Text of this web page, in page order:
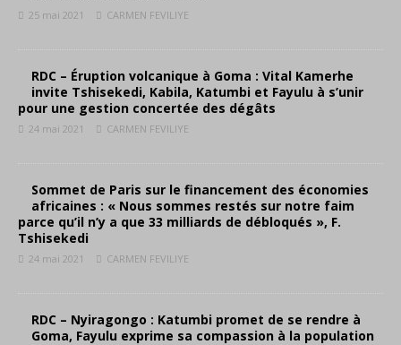
25 mai 2021 CARMEN FEVILIYE
RDC – Éruption volcanique à Goma : Vital Kamerhe
invite Tshisekedi, Kabila, Katumbi et Fayulu à s’unir
pour une gestion concertée des dégâts
24 mai 2021 CARMEN FEVILIYE
Sommet de Paris sur le financement des économies
africaines : « Nous sommes restés sur notre faim
parce qu’il n’y a que 33 milliards de débloqués », F.
Tshisekedi
24 mai 2021 CARMEN FEVILIYE
RDC – Nyiragongo : Katumbi promet de se rendre à
Goma, Fayulu exprime sa compassion à la population